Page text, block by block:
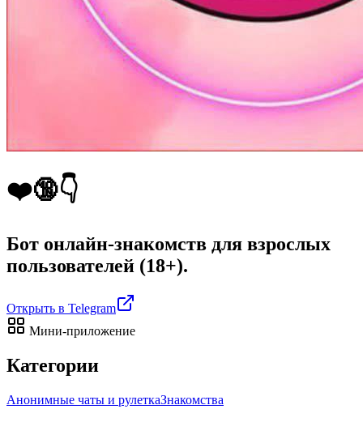
❤️🔞👇
Бот онлайн-знакомств для взрослых
пользователей (18+).
Открыть в Telegram
Мини-приложение
Категории
Анонимные чаты и рулеткаЗнакомства